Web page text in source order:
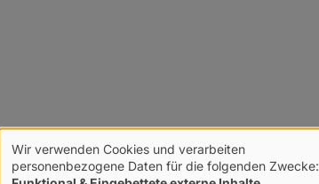
Verwendung
Wir verwenden Cookies und verarbeiten
personenbezogene Daten für die folgenden Zwecke: